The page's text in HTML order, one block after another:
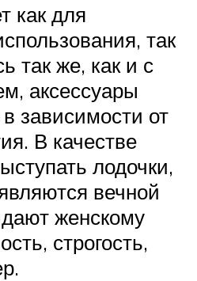
как для
так
так же, как и с
аксессуары
зависимости от
В качестве
лодочки,
вечной
женскому
строгость,